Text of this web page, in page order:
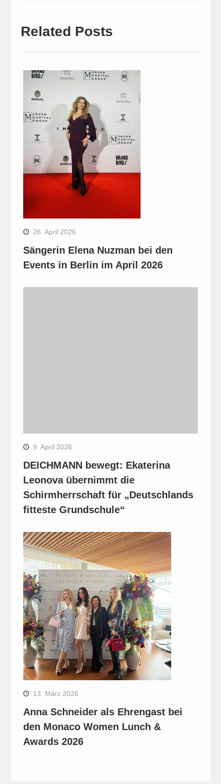
Related Posts
26. April 2026
Sängerin Elena Nuzman bei den
Events in Berlin im April 2026
9. April 2026
DEICHMANN bewegt: Ekaterina
Leonova übernimmt die
Schirmherrschaft für „Deutschlands
fitteste Grundschule“
13. März 2026
Anna Schneider als Ehrengast bei
den Monaco Women Lunch &
Awards 2026